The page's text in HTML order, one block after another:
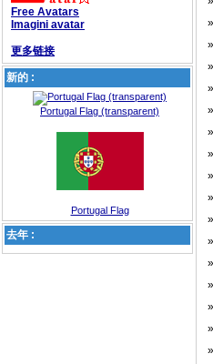
Free Avatars
Imagini avatar
更多链接
新的 :
Portugal Flag (transparent)
Portugal Flag
去年 :
»
»
»
»
»
»
»
»
»
»
»
»
»
»
»
»